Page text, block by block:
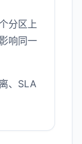
分区上
响同一
、SLA